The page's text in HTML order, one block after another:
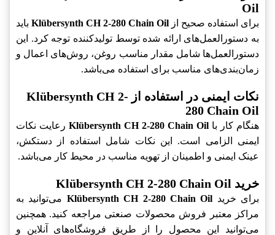
Oil
برای استفاده صحیح از Klübersynth CH 2-280 Chain Oil باید
به دستورالعمل‌های ارائه شده توسط تولیدکننده توجه کرد. این
دستورالعمل‌ها شامل مقدار مناسب روغن، روش‌های اعمال و
زمان‌بندی‌های مناسب برای استفاده می‌باشد.
نکات ایمنی در استفاده از Klübersynth CH 2-
280 Chain Oil
هنگام کار با Klübersynth CH 2-280 Chain Oil رعایت نکات
ایمنی الزامی است. این نکات شامل استفاده از دستکش،
عینک ایمنی و اطمینان از تهویه مناسب در محیط کار می‌باشد.
خرید Klübersynth CH 2-280 Chain Oil
برای خرید Klübersynth CH 2-280 Chain Oil می‌توانید به
مراکز معتبر فروش محصولات صنعتی مراجعه کنید. همچنین
می‌توانید این محصول را از طریق فروشگاه‌های آنلاین و